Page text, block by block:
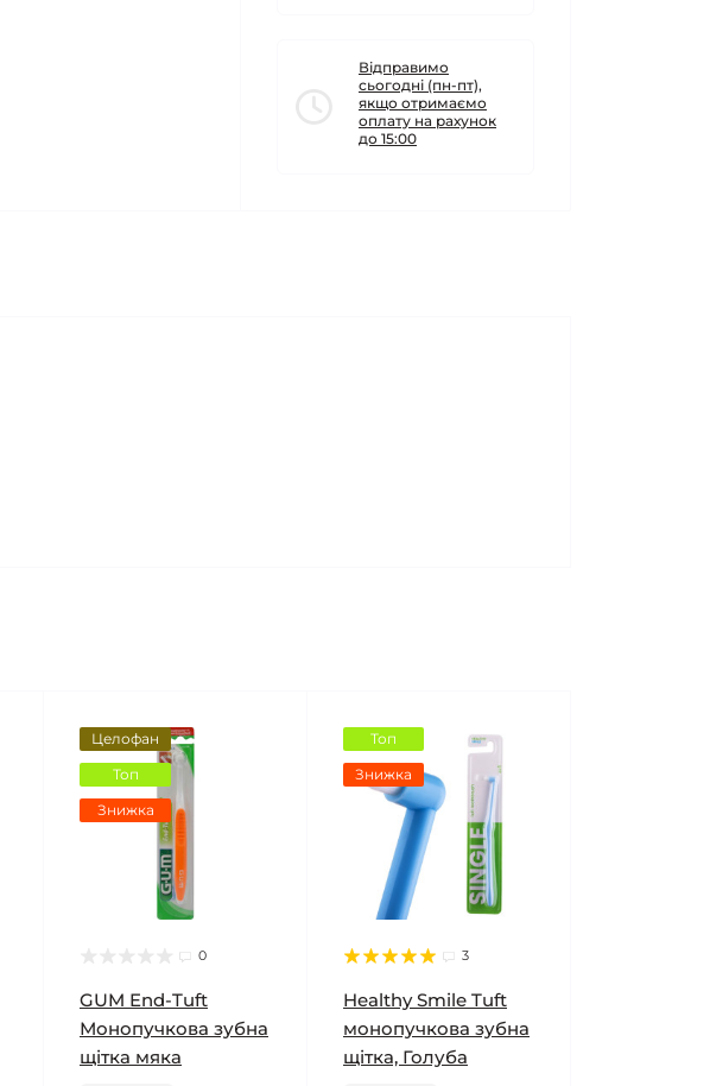
Відправимо
сьогодні (пн-пт),
якщо отримаємо
оплату на рахунок
до 15:00
Целофан
Топ
Знижка
0
GUM End-Tuft
Монопучкова зубна
щітка мяка
Топ
Знижка
3
Healthy Smile Tuft
монопучкова зубна
щітка, Голуба